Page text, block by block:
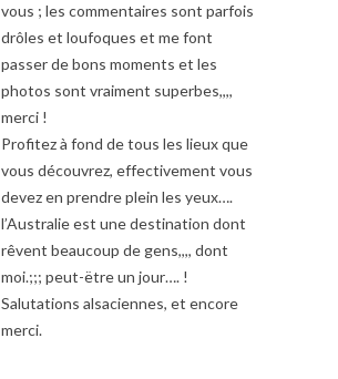
vous ; les commentaires sont parfois
drôles et loufoques et me font
passer de bons moments et les
photos sont vraiment superbes,,,,
merci !
Profitez à fond de tous les lieux que
vous découvrez, effectivement vous
devez en prendre plein les yeux….
l’Australie est une destination dont
rêvent beaucoup de gens,,,, dont
moi.;;; peut-ëtre un jour…. !
Salutations alsaciennes, et encore
merci.